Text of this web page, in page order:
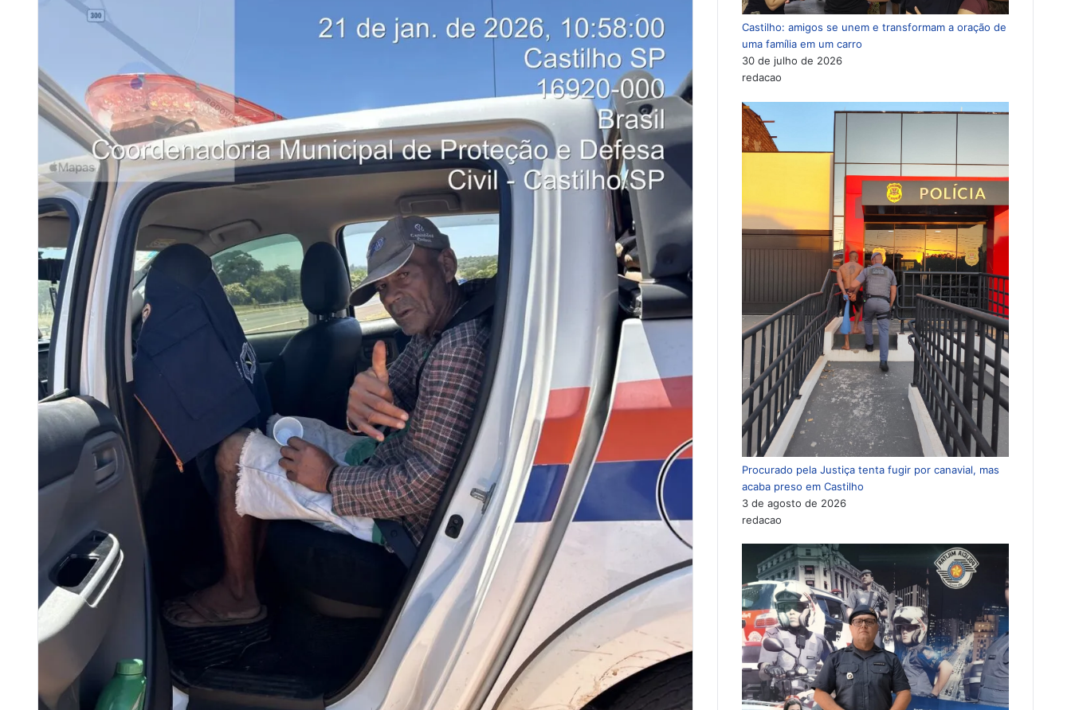
Castilho: amigos se unem e transformam a oração de
uma família em um carro
30 de julho de 2026
redacao
Procurado pela Justiça tenta fugir por canavial, mas
acaba preso em Castilho
3 de agosto de 2026
redacao